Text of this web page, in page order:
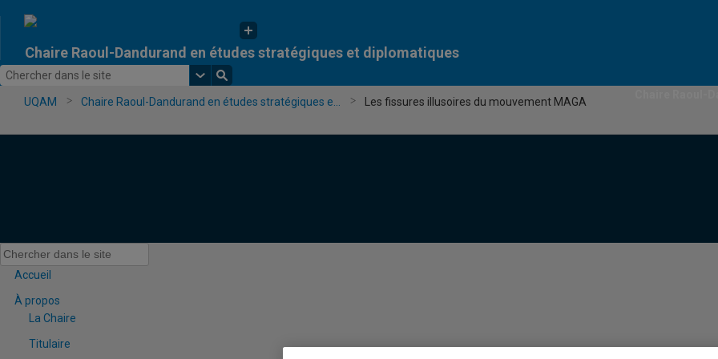
Chaire Raoul-Dandurand en études stratégiques et diplomatiques
UQAM Chaire Raoul-Dandurand en études stratégiques e... Les fissures illusoires du mouvement MAGA
Accueil
À propos
La Chaire
Titulaire